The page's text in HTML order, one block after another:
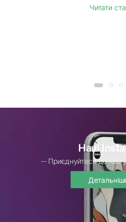
Читати
Наш
-- Приєднуйтесь до нас